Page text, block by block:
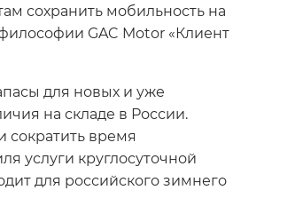
сохранить мобильность на
GAC Motor «Клиент
для новых и уже
на складе в России.
сократить время
услуги круглосуточной
для российского зимнего